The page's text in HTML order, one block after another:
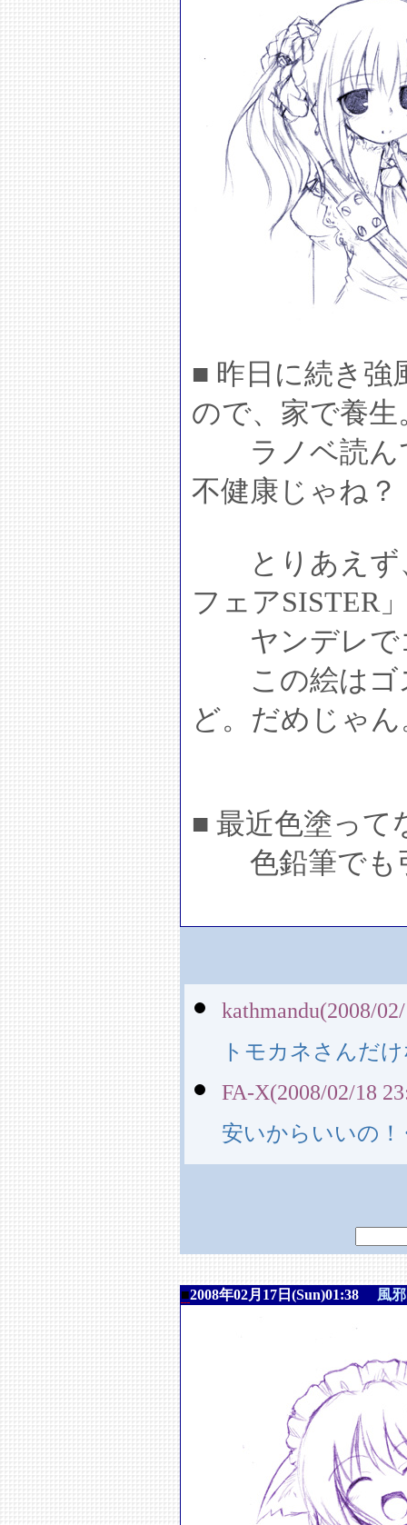
■ 昨日に続き強
ので、家で養生
ラノベ読ん
不健康じゃね？
とりあえず
フェアSISTER
ヤンデレで
この絵はゴ
ど。だめじゃん
■ 最近色塗って
色鉛筆でも
kathmandu(2008/
トモカネさんだ
FA-X(2008/02/18
安いからいいの
■2008年02月17日(Sun)01:38 風